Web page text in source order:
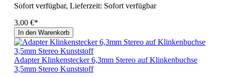
Sofort verfügbar, Lieferzeit: Sofort verfügbar
3,00 €*
In den Warenkorb
Adapter Klinkenstecker 6,3mm Stereo auf Klinkenbuchse
3,5mm Stereo Kunststoff